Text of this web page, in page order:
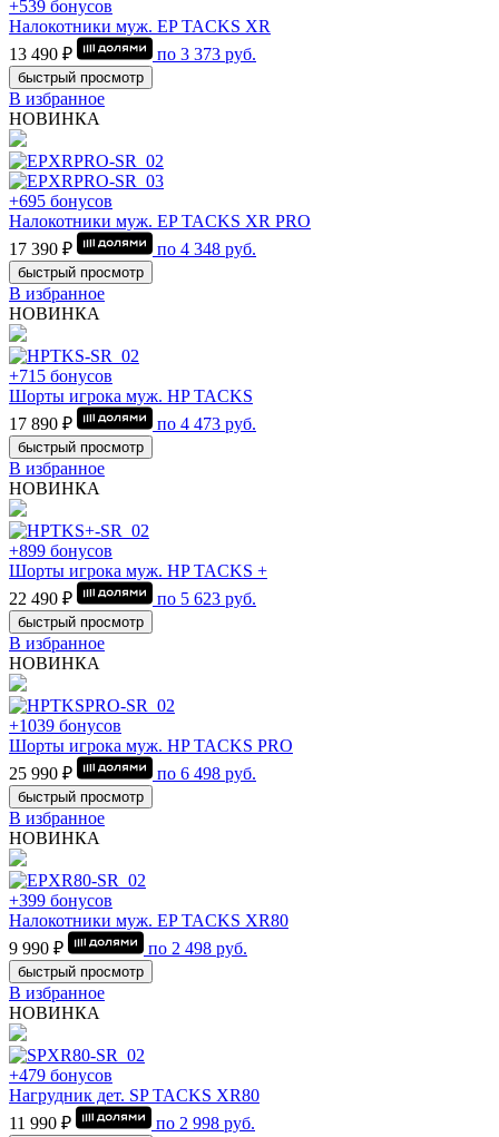
+539 бонусов
Налокотники муж. EP TACKS XR
13 490 ₽
по 3 373 руб.
быстрый просмотр
В избранное
НОВИНКА
+695 бонусов
Налокотники муж. EP TACKS XR PRO
17 390 ₽
по 4 348 руб.
быстрый просмотр
В избранное
НОВИНКА
+715 бонусов
Шорты игрока муж. HP TACKS
17 890 ₽
по 4 473 руб.
быстрый просмотр
В избранное
НОВИНКА
+899 бонусов
Шорты игрока муж. HP TACKS +
22 490 ₽
по 5 623 руб.
быстрый просмотр
В избранное
НОВИНКА
+1039 бонусов
Шорты игрока муж. HP TACKS PRO
25 990 ₽
по 6 498 руб.
быстрый просмотр
В избранное
НОВИНКА
+399 бонусов
Налокотники муж. EP TACKS XR80
9 990 ₽
по 2 498 руб.
быстрый просмотр
В избранное
НОВИНКА
+479 бонусов
Нагрудник дет. SP TACKS XR80
11 990 ₽
по 2 998 руб.